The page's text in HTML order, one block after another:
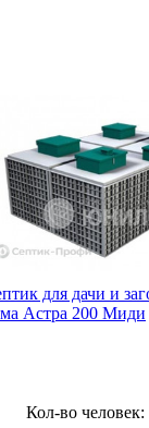
для дачи и
Астра 200 Миди
Кол-во человек: